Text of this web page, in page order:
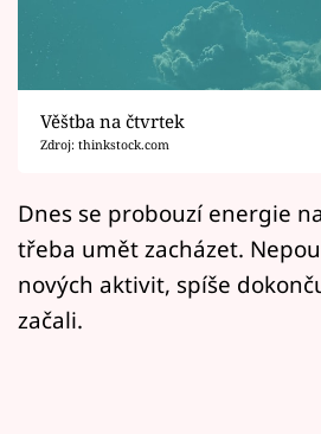
Horoskopy
Sledujte prima+
Filmový festival Karlovy
Mámy sobě
Přihlášení
Věštba na čtvrtek
Zdroj: thinkstock.com
Dnes se probouzí energie
třeba umět zacházet.
nových aktivit, spíše
začali.